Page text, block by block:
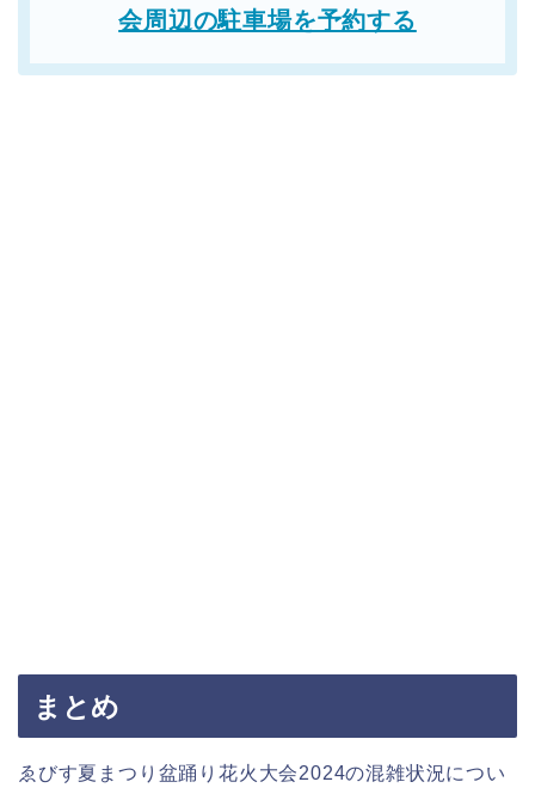
会周辺の駐車場を予約する
まとめ
ゑびす夏まつり盆踊り花火大会2024の混雑状況につい